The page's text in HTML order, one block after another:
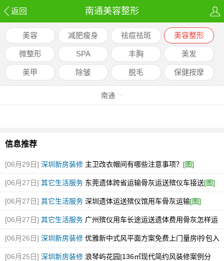
返回 南通美容整形
美容 减肥瘦身 祛痘祛斑 美容整形
微整形 SPA 丰胸 美发
美甲 除皱 脱毛 保健按摩
南通
信息推荐
[06月29日] 深圳新房装修 主卫改衣帽间有哪些注意事项？ [图]
[06月27日] 其它生活服务 东莞遗体跨省运输骨灰运送殡仪车接送[图]
[06月27日] 其它生活服务 深圳遗体运送殡仪馆用车骨灰运输[图]
[06月27日] 其它生活服务 广州殡仪用车长途运送遗体费用骨灰怎样运
输[图]
[06月26日] 深圳新房装修 优雅新中式风平面方案免费上门量房l拎包入
住！[图]
[06月25日] 深圳新房装修 浪琴屿花园|136㎡现代简约风装修案例分